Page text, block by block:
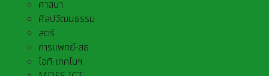
ศาสนา
ศิลปวัฒนธรรม
สตรี
การแพทย์-สธ
ไอที-เทคโนฯ